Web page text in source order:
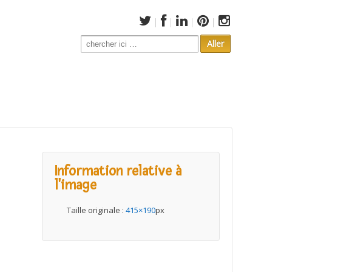
Search
for:
Information relative à
l'image
Taille originale :415×190px